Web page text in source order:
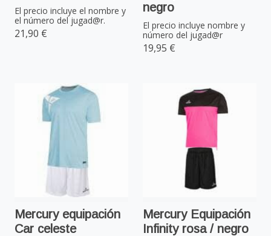
El precio incluye el nombre y
el número del jugad@r.
21,90 €
negro
El precio incluye nombre y
número del jugad@r
19,95 €
Mercury equipación
Car celeste
Mercury Equipación
Infinity rosa / negro